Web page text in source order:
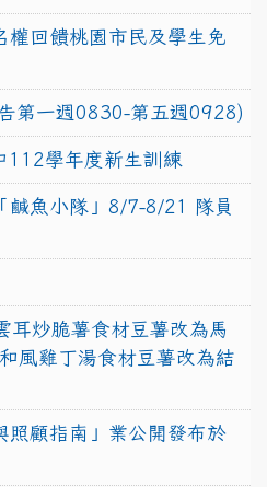
權回饋桃園市民及學生免
第一週0830-第五週0928)
學年度新生訓練
鹹魚小隊」8/7-8/21 隊員
炒脆薯食材豆薯改為馬
風雞丁湯食材豆薯改為結
照顧指南」業公開發布於